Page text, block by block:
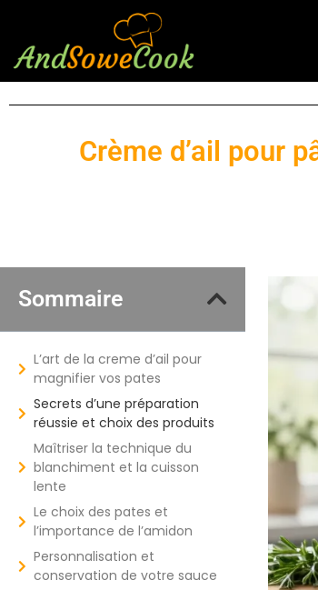
Crème d’ail pour
Sommaire
L’art de la creme d’ail pour
magnifier vos pates
Secrets d’une préparation
réussie et choix des produits
Maîtriser la technique du
blanchiment et la cuisson
lente
Le choix des pates et
l’importance de l’amidon
Personnalisation et
conservation de votre sauce